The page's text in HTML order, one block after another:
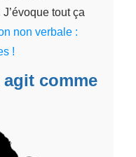
tout ça
non verbale :
!
comme